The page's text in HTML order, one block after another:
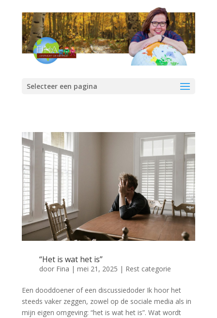
Selecteer een pagina
“Het is wat het is”
door Fina | mei 21, 2025 | Rest categorie
Een dooddoener of een discussiedoder Ik hoor het
steeds vaker zeggen, zowel op de sociale media als in
mijn eigen omgeving: “het is wat het is”. Wat wordt